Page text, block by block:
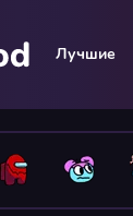
Лучшие